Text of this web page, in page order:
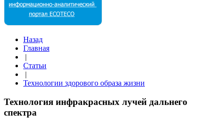
Назад
Главная
|
Статьи
|
Технологии здорового образа жизни
Технология инфракрасных лучей дальнего
спектра